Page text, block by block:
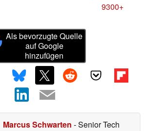
9300+
Als bevorzugte Quelle
auf Google
hinzufügen
Marcus Schwarten - Senior Tech